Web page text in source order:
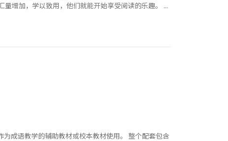
增加，学以致用，他们就能开始享受阅读的乐趣。 ...
成语教学的辅助教材或校本教材使用。 整个配套包含